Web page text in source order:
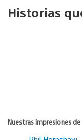
Historias
Nuestras impresiones